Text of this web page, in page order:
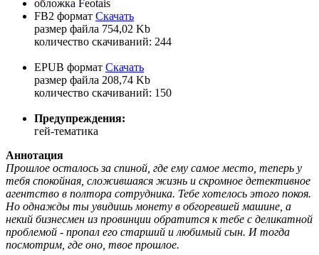
обложка Feotais
FB2 формат Скачать
размер файла 754,02 Kb
количество cкачиваний: 244
EPUB формат Скачать
размер файла 208,74 Kb
количество cкачиваний: 150
Предупреждения:
гей-тематика
Аннотация
Прошлое осталось за спиной, где ему самое место, теперь у
тебя спокойная, сложившаяся жизнь и скромное детективное
агентство в полтора сотрудника. Тебе хотелось этого покоя.
Но однажды ты увидишь монету в обгоревшей машине, а
некий бизнесмен из провинции обратится к тебе с деликатной
проблемой - пропал его старший и любимый сын. И тогда
посмотрим, где оно, твое прошлое.